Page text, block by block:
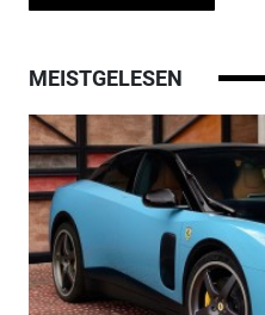
MEISTGELESEN